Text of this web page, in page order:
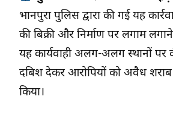
भानपुरा पुलिस द्वारा की गई यह
की बिक्री और निर्माण पर लगाम
यह कार्यवाही अलग-अलग स्थानों
दबिश देकर आरोपियों को अवैध
किया।